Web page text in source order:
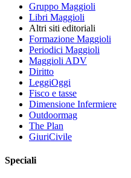
Gruppo Maggioli
Libri Maggioli
Altri siti editoriali
Formazione Maggioli
Periodici Maggioli
Maggioli ADV
Diritto
LeggiOggi
Fisco e tasse
Dimensione Infermiere
Outdoormag
The Plan
GiuriCivile
Speciali